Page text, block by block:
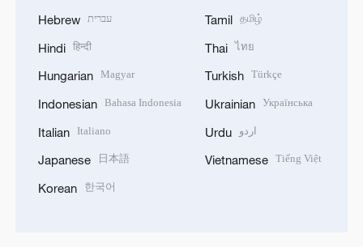
Hebrew עברית
Hindi हिन्दी
Hungarian Magyar
Indonesian Bahasa Indonesia
Italian Italiano
Japanese 日本語
Korean 한국어
Tamil தமிழ்
Thai ไทย
Turkish Türkçe
Ukrainian Українська
Urdu اردو
Vietnamese Tiếng Việt